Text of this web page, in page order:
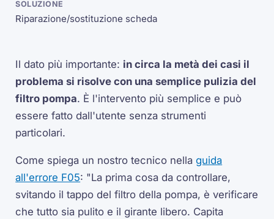
Riparazione/sostituzione scheda
Il dato più importante: in circa la metà dei casi il
problema si risolve con una semplice pulizia del
filtro pompa. È l'intervento più semplice e può
essere fatto dall'utente senza strumenti
particolari.
Come spiega un nostro tecnico nellaguida
all'errore F05: "La prima cosa da controllare,
svitando il tappo del filtro della pompa, è verificare
che tutto sia pulito e il girante libero. Capita